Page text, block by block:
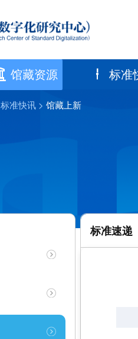
馆藏资源 标准
标准快讯 > 馆藏上新
标准速递